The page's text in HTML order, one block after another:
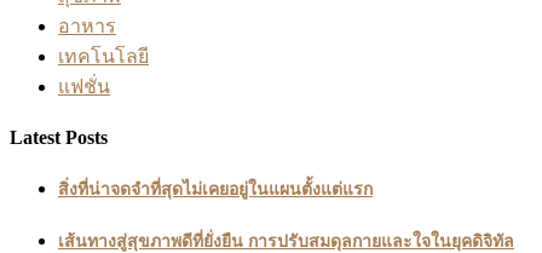
อาหาร
เทคโนโลยี
แฟชั่น
Latest Posts
สิ่งที่น่าจดจำที่สุดไม่เคยอยู่ในแผนตั้งแต่แรก
เส้นทางสู่สุขภาพดีที่ยั่งยืน การปรับสมดุลกายและใจในยุคดิจิทัล